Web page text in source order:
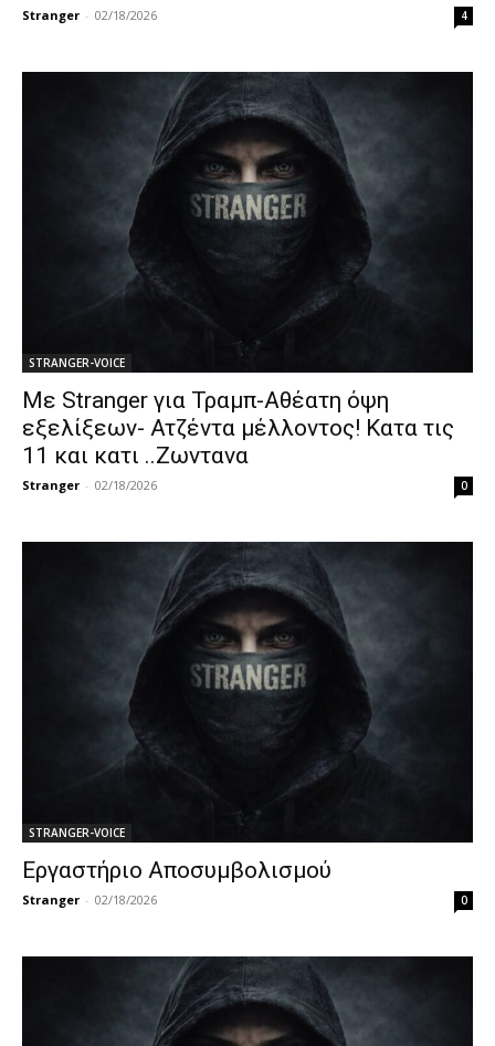
Stranger - 02/18/2026 4
STRANGER-VOICE
Με Stranger για Τραμπ-Αθέατη όψη
εξελίξεων- Ατζέντα μέλλοντος! Κατα τις
11 και κατι ..Ζωντανα
Stranger - 02/18/2026 0
STRANGER-VOICE
Εργαστήριο Αποσυμβολισμού
Stranger - 02/18/2026 0